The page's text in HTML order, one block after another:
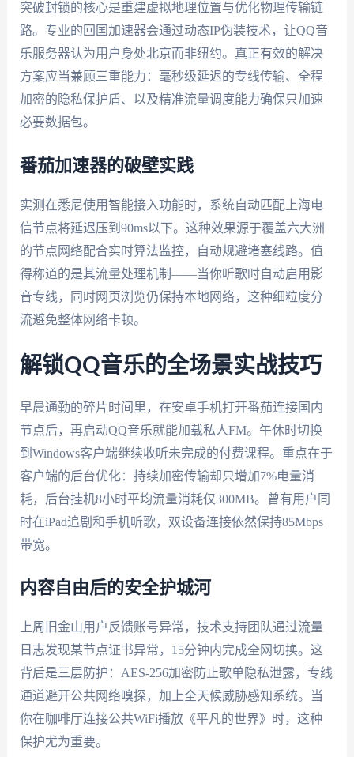
突破封锁的核心是重建虚拟地理位置与优化物理传输链
路。专业的回国加速器会通过动态IP伪装技术，让QQ音
乐服务器认为用户身处北京而非纽约。真正有效的解决
方案应当兼顾三重能力：毫秒级延迟的专线传输、全程
加密的隐私保护盾、以及精准流量调度能力确保只加速
必要数据包。
番茄加速器的破壁实践
实测在悉尼使用智能接入功能时，系统自动匹配上海电
信节点将延迟压到90ms以下。这种效果源于覆盖六大洲
的节点网络配合实时算法监控，自动规避堵塞线路。值
得称道的是其流量处理机制——当你听歌时自动启用影
音专线，同时网页浏览仍保持本地网络，这种细粒度分
流避免整体网络卡顿。
解锁QQ音乐的全场景实战技巧
早晨通勤的碎片时间里，在安卓手机打开番茄连接国内
节点后，再启动QQ音乐就能加载私人FM。午休时切换
到Windows客户端继续收听未完成的付费课程。重点在于
客户端的后台优化：持续加密传输却只增加7%电量消
耗，后台挂机8小时平均流量消耗仅300MB。曾有用户同
时在iPad追剧和手机听歌，双设备连接依然保持85Mbps
带宽。
内容自由后的安全护城河
上周旧金山用户反馈账号异常，技术支持团队通过流量
日志发现某节点证书异常，15分钟内完成全网切换。这
背后是三层防护：AES-256加密防止歌单隐私泄露，专线
通道避开公共网络嗅探，加上全天候威胁感知系统。当
你在咖啡厅连接公共WiFi播放《平凡的世界》时，这种
保护尤为重要。